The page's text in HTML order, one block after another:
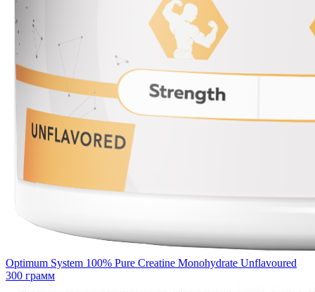
Optimum System 100% Pure Creatine Monohydrate Unflavoured
300 грамм